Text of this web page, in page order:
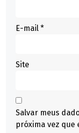
E-mail *
Site
Salvar meus
próxima vez que